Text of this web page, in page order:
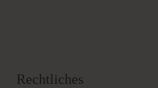
Rechtliches